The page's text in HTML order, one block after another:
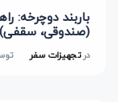
باربند دوچرخه:
(صندوقی، سقفی)
درتجهیزات سفر